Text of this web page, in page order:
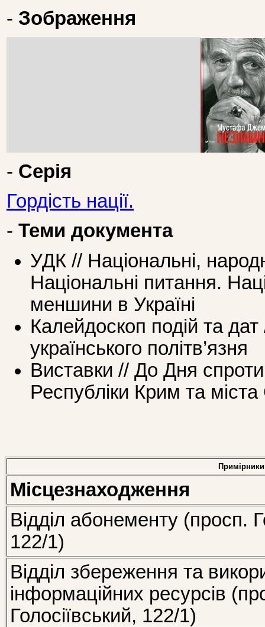
- Зображення
- Серія
Гордість нації.
- Теми документа
УДК // Національні,
Національні питання.
меншини в Україні
Калейдоскоп подій та
українського політв’язня
Виставки // До Дня
Республіки Крим та
Примірники
Місцезнаходження
Відділ абонементу (просп.
122/1)
Відділ збереження та
інформаційних ресурсів
Голосіївський, 122/1)